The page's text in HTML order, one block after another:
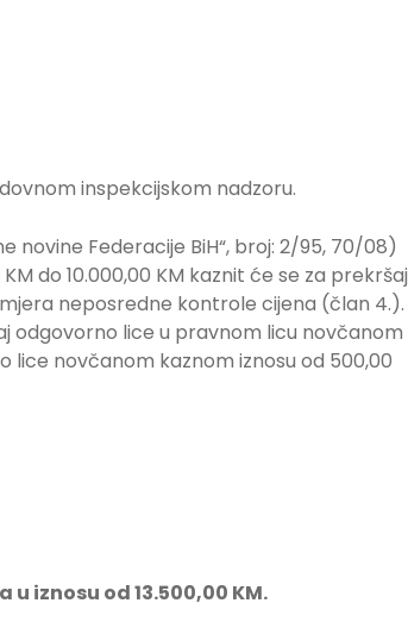
inspekcijskom nadzoru.
novine Federacije BiH“, broj: 2/95, 70/08)
do 10.000,00 KM kaznit će se za prekršaj
neposredne kontrole cijena (član 4.).
odgovorno lice u pravnom licu novčanom
lice novčanom kaznom iznosu od 500,00
iznosu od 13.500,00 KM.